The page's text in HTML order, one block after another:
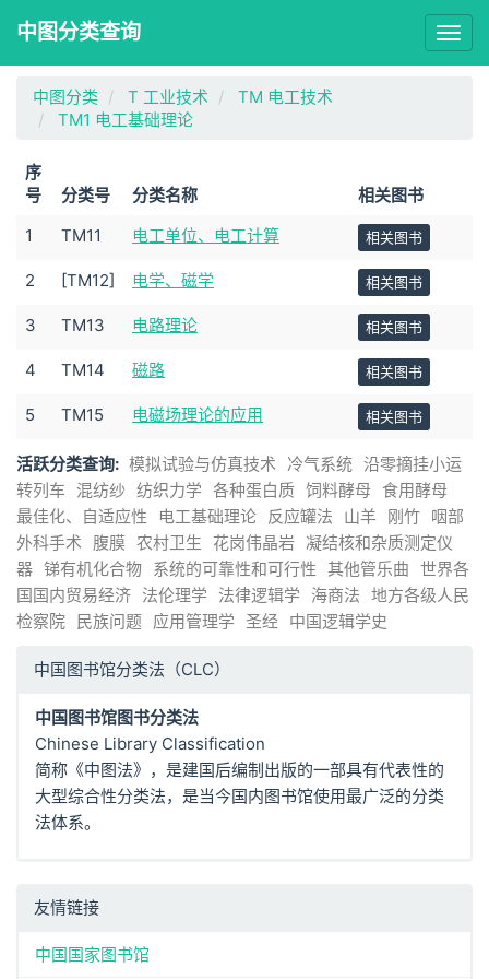
中图分类查询
中图分类 T 工业技术
TM 电工技术
TM1 电工基础理论
序
号
分类号 分类名称
相关图书
1
TM11 电工单位、电工计算 相关图书
2 [TM12] 电学、磁学 相关图书
3 TM13 电路理论 相关图书
4 TM14 磁路 相关图书
5 TM15 电磁场理论的应用 相关图书
活跃分类查询: 模拟试验与仿真技术 冷气系统 沿零摘挂小运
转列车
混纺纱 纺织力学 各种蛋白质 饲料酵母
食用酵母
最佳化、自适应性
电工基础理论 反应罐法 山羊 刚竹 咽部
外科手术
腹膜 农村卫生 花岗伟晶岩 凝结核和杂质测定仪
器 锑有机化合物 系统的可靠性和可行性 其他管乐曲 世界各
国国内贸易经济 法伦理学 法律逻辑学 海商法 地方各级人民
检察院 民族问题 应用管理学 圣经 中国逻辑学史
中国图书馆分类法（CLC）
中国图书馆图书分类法
Chinese Library Classification
简称《中图法》，是建国后编制出版的一部具有代表性的
大型综合性分类法，是当今国内图书馆使用最广泛的分类
法体系。
友情链接
中国国家图书馆